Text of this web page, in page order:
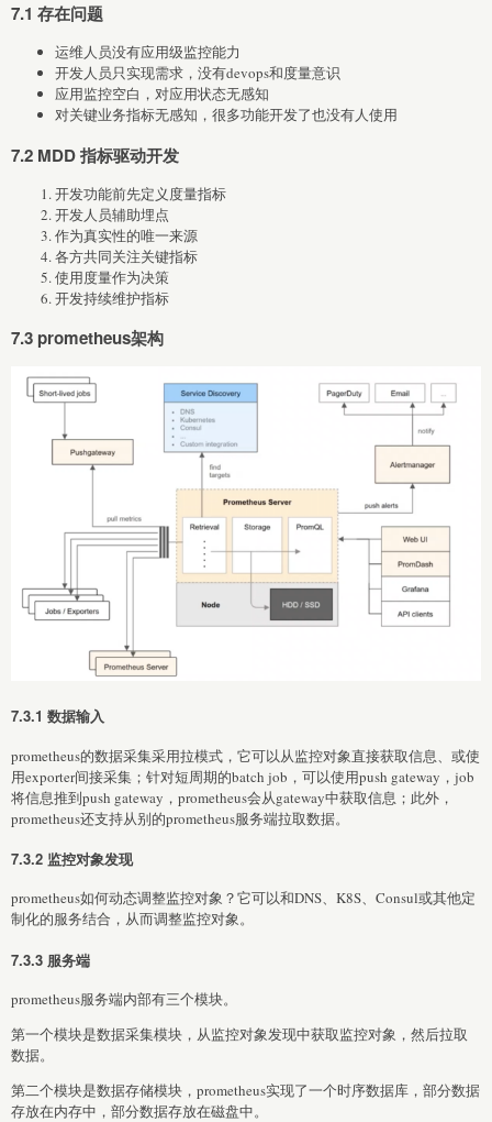
7.1 存在问题
运维人员没有应用级监控能力
开发人员只实现需求，没有devops和度量意识
应用监控空白，对应用状态无感知
对关键业务指标无感知，很多功能开发了也没有人使用
7.2 MDD 指标驱动开发
开发功能前先定义度量指标
开发人员辅助埋点
作为真实性的唯一来源
各方共同关注关键指标
使用度量作为决策
开发持续维护指标
7.3 prometheus架构
7.3.1 数据输入
prometheus的数据采集采用拉模式，它可以从监控对象直接获取信息、或使
用exporter间接采集；针对短周期的batch job，可以使用push gateway，job
将信息推到push gateway，prometheus会从gateway中获取信息；此外，
prometheus还支持从别的prometheus服务端拉取数据。
7.3.2 监控对象发现
prometheus如何动态调整监控对象？它可以和DNS、K8S、Consul或其他定
制化的服务结合，从而调整监控对象。
7.3.3 服务端
prometheus服务端内部有三个模块。
第一个模块是数据采集模块，从监控对象发现中获取监控对象，然后拉取
数据。
第二个模块是数据存储模块，prometheus实现了一个时序数据库，部分数据
存放在内存中，部分数据存放在磁盘中。